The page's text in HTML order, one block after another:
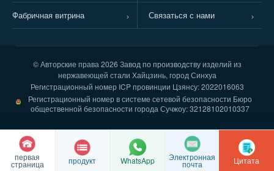
Фабричная витрина
Связаться с нами
© Авторские права 2026 Завод по производству изделий из
нержавеющей стали Хайцзинь, город Синхуа
Регистрационный номер ICP провинции Цзянсу: 2022016063
Регистрационный номер в системе сетевой безопасности Бюро
общественной безопасности города Сучжоу: 32128102010337
первая
страница продукт Электронная
почта
WhatsApp Цитата